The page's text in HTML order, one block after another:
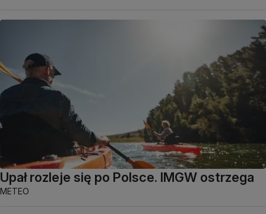
Upał rozleje się po Polsce. IMGW ostrzega
METEO